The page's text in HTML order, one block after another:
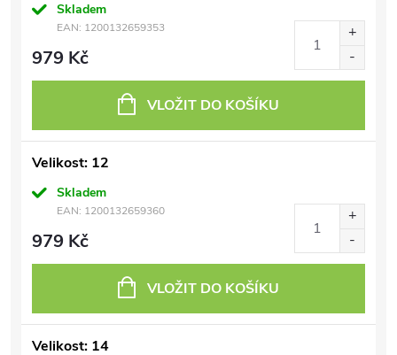
Skladem
EAN: 1200132659353
979 Kč
VLOŽIT DO KOŠÍKU
Velikost: 12
Skladem
EAN: 1200132659360
979 Kč
VLOŽIT DO KOŠÍKU
Velikost: 14